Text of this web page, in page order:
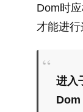
Dom时
才能进行
进入
Dom